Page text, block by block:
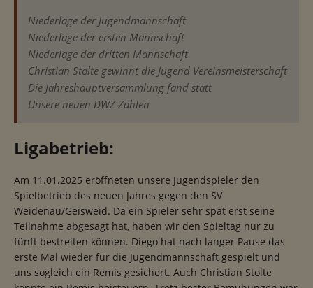
Niederlage der Jugendmannschaft
Niederlage der ersten Mannschaft
Niederlage der dritten Mannschaft
Christian Stolte gewinnt die Jugend Vereinsmeisterschaft
Die Jahreshauptversammlung fand statt
Unsere neuen DWZ Zahlen
Ligabetrieb:
Am 11.01.2025 eröffneten unsere Jugendspieler den
Spielbetrieb des neuen Jahres gegen den SV
Weidenau/Geisweid. Da ein Spieler sehr spät erst seine
Teilnahme abgesagt hat, haben wir den Spieltag nur zu
fünft bestreiten können. Diego hat nach langer Pause das
erste Mal wieder für die Jugendmannschaft gespielt und
uns sogleich ein Remis gesichert. Auch Christian Stolte